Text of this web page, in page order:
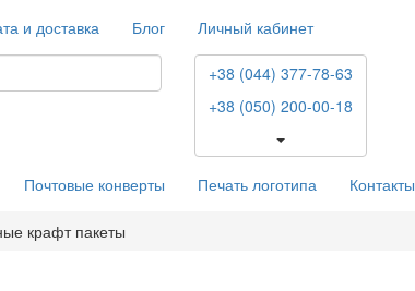
и доставка Блог Личный кабинет
+38 (044) 377-78-63
+38 (050) 200-00-18
Почтовые конверты Печать логотипа Контакты
крафт пакеты